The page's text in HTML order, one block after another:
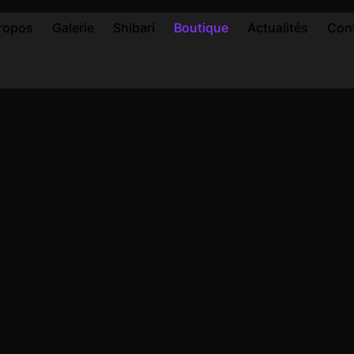
Galerie Shibari Boutique Actualités